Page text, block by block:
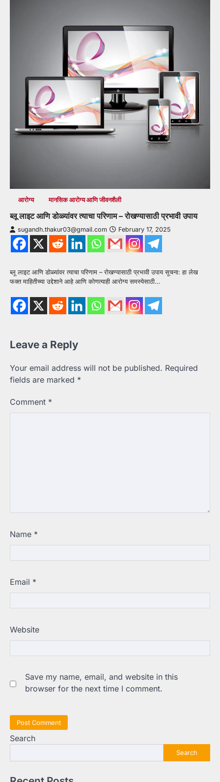
आरोग्य मानसिक आरोग्य आणि जीवनशैली
ब्लू लाइट आणि डोळ्यांवर त्याचा परिणाम – रोखण्यासाठी प्रभावी उपाय
sugandh.thakur03@gmail.com February 17, 2025
ब्लू लाइट आणि डोळ्यांवर त्याचा परिणाम – रोखण्यासाठी प्रभावी उपाय सूचना: हा लेख
फक्त माहितीच्या उद्देशाने आहे आणि कोणत्याही आरोग्य समस्येसाठी…
Leave a Reply
Your email address will not be published. Required
fields are marked *
Comment *
Name *
Email *
Website
Save my name, email, and website in this
browser for the next time I comment.
Search
Search